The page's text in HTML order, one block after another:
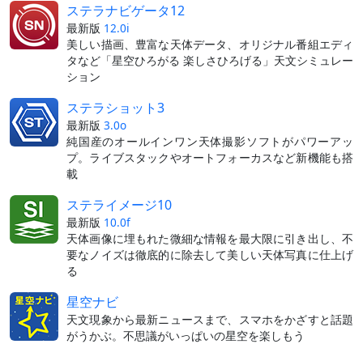
ステラナビゲータ12
最新版 12.0i
美しい描画、豊富な天体データ、オリジナル番組エディ
タなど「星空ひろがる 楽しさひろげる」天文シミュレー
ション
ステラショット3
最新版 3.0o
純国産のオールインワン天体撮影ソフトがパワーアッ
プ。ライブスタックやオートフォーカスなど新機能も搭
載
ステライメージ10
最新版 10.0f
天体画像に埋もれた微細な情報を最大限に引き出し、不
要なノイズは徹底的に除去して美しい天体写真に仕上げ
る
星空ナビ
天文現象から最新ニュースまで、スマホをかざすと話題
がうかぶ。不思議がいっぱいの星空を楽しもう